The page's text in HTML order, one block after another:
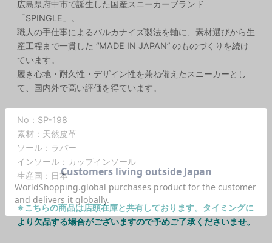
広島県府中市で誕生した国産スニーカーブランド
「SPINGLE」。
職人の手仕事によるバルカナイズ製法を軸に、素材選びから生
産工程まで一貫した “MADE IN JAPAN” のものづくりを続け
ています。
履き心地・耐久性・デザイン性を兼ね備えたスニーカーとし
て、国内外で高い評価を得ています。
No：SP-198
素材：天然皮革
ソール：ラバー
インソール：カップインソール
生産国：日本
※こちらの商品は店頭在庫と共有しております。タイミングに
より欠品する場合がございますので予めご了承くださいませ。